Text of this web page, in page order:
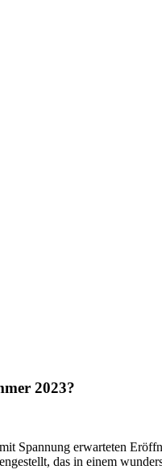
2023?
Spannung erwarteten
das in einem